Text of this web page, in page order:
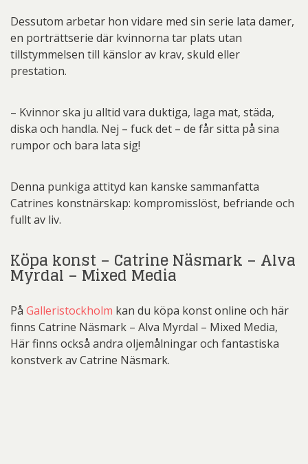
Dessutom arbetar hon vidare med sin serie lata damer,
en porträttserie där kvinnorna tar plats utan
tillstymmelsen till känslor av krav, skuld eller
prestation.
– Kvinnor ska ju alltid vara duktiga, laga mat, städa,
diska och handla. Nej – fuck det – de får sitta på sina
rumpor och bara lata sig!
Denna punkiga attityd kan kanske sammanfatta
Catrines konstnärskap: kompromisslöst, befriande och
fullt av liv.
Köpa konst – Catrine Näsmark – Alva
Myrdal – Mixed Media
På Galleristockholm kan du köpa konst online och här
finns Catrine Näsmark – Alva Myrdal – Mixed Media,
Här finns också andra oljemålningar och fantastiska
konstverk av Catrine Näsmark.